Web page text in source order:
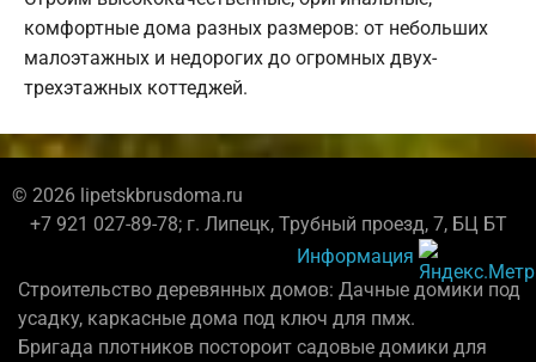
комфортные дома разных размеров: от небольших
малоэтажных и недорогих до огромных двух-
трехэтажных коттеджей.
© 2026 lipetskbrusdoma.ru
+7 921 027-89-78; г. Липецк, Трубный проезд, 7, БЦ БТ
Информация
Строительство деревянных домов: Дачные домики под
усадку, каркасные дома под ключ для пмж.
Бригада плотников постороит садовые домики для